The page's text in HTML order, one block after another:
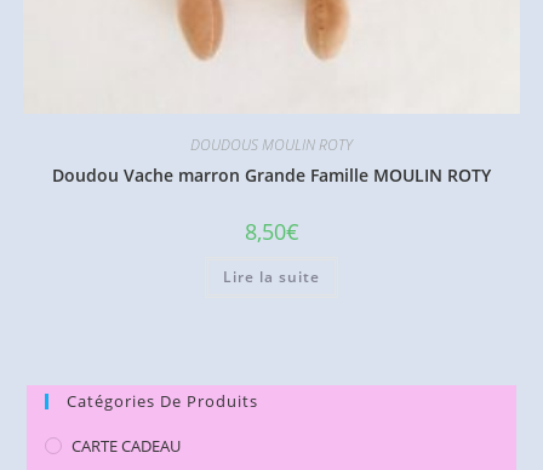
DOUDOUS MOULIN ROTY
Doudou Vache marron Grande Famille MOULIN ROTY
8,50€
Lire la suite
Catégories De Produits
CARTE CADEAU